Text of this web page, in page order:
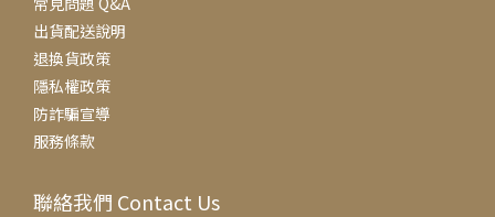
出貨配送說明
退換貨政策
隱私權政策
防詐騙宣導
服務條款
聯絡我們 Contact Us